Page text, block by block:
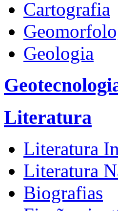
Cartografia
Geologia
Literatura
Literatura
Literatura
Biografias